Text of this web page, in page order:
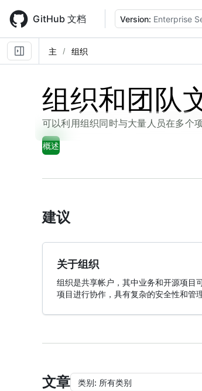
main
content
GitHub 文档 Version: Enterprise
主 组织
组织和团队
可以利用组织同时与大量人员在多个
概述
建议
关于组织
组织是共享帐户，其中业务和开源项目
项目进行协作，具有复杂的安全性和管
文章 类别: 所有类别